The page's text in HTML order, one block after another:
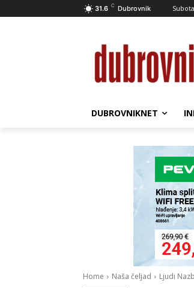
31.6 C Dubrovnik
DUBROVNIKNET
Home Naša čeljad Ljudi